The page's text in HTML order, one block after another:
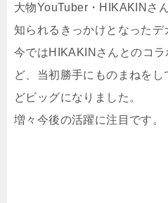
大物YouTuber・HIKAKINさ
知られるきっかけとなったデ
今ではHIKAKINさんとのコ
ど、当初勝手にものまねを
どビッグになりました。
増々今後の活躍に注目です。